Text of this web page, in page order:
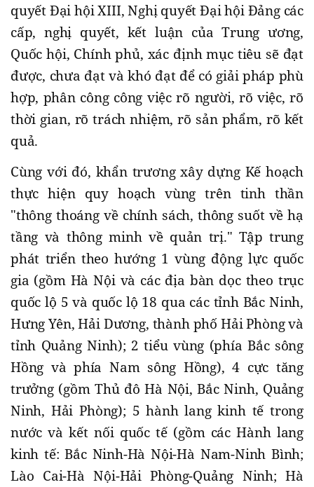
quyết Đại hội XIII, Nghị quyết Đại hội Đảng các
cấp, nghị quyết, kết luận của Trung ương,
Quốc hội, Chính phủ, xác định mục tiêu sẽ đạt
được, chưa đạt và khó đạt để có giải pháp phù
hợp, phân công công việc rõ người, rõ việc, rõ
thời gian, rõ trách nhiệm, rõ sản phẩm, rõ kết
quả.
Cùng với đó, khẩn trương xây dựng Kế hoạch
thực hiện quy hoạch vùng trên tinh thần
"thông thoáng về chính sách, thông suốt về hạ
tầng và thông minh về quản trị." Tập trung
phát triển theo hướng 1 vùng động lực quốc
gia (gồm Hà Nội và các địa bàn dọc theo trục
quốc lộ 5 và quốc lộ 18 qua các tỉnh Bắc Ninh,
Hưng Yên, Hải Dương, thành phố Hải Phòng và
tỉnh Quảng Ninh); 2 tiểu vùng (phía Bắc sông
Hồng và phía Nam sông Hồng), 4 cực tăng
trưởng (gồm Thủ đô Hà Nội, Bắc Ninh, Quảng
Ninh, Hải Phòng); 5 hành lang kinh tế trong
nước và kết nối quốc tế (gồm các Hành lang
kinh tế: Bắc Ninh-Hà Nội-Hà Nam-Ninh Bình;
Lào Cai-Hà Nội-Hải Phòng-Quảng Ninh; Hà